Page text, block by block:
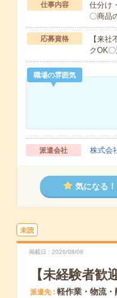
仕事内容
仕分け
〇商品
応募資格
【来
クOK
職場の雰囲気
派遣会社 株式会
気になる！
未読
掲載日 2026/08/06
【未経験者
派遣先 軽作業・物流・